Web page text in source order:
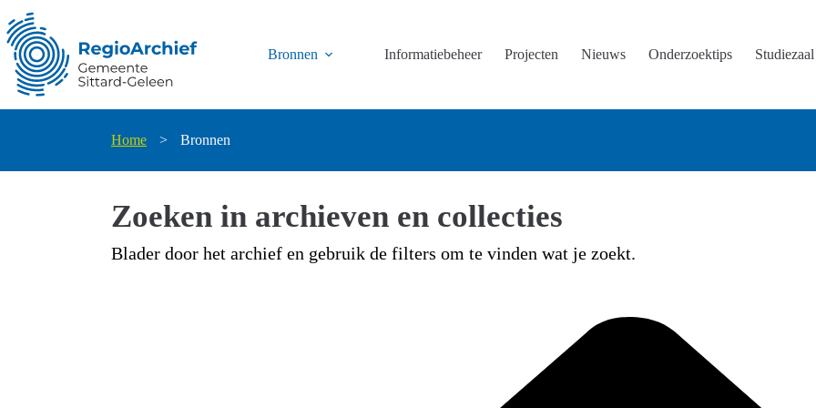
naar
de
inhoud
Bronnen Informatiebeheer Projecten Nieuws Onderzoektips Studiezaal
Home > Bronnen
Zoeken in archieven en collecties
Blader door het archief en gebruik de filters om te vinden wat je zoekt.